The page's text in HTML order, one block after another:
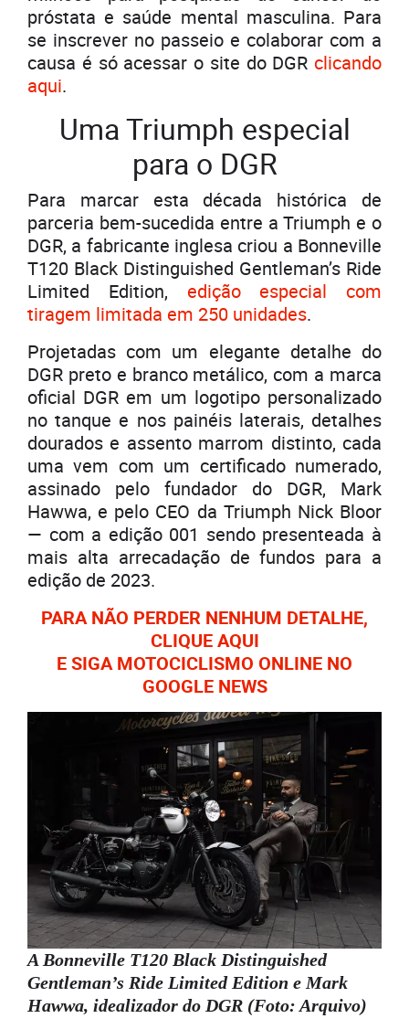
próstata e saúde mental masculina. Para
se inscrever no passeio e colaborar com a
causa é só acessar o site do DGR clicando
aqui.
Uma Triumph especial
para o DGR
Para marcar esta década histórica de
parceria bem-sucedida entre a Triumph e o
DGR, a fabricante inglesa criou a Bonneville
T120 Black Distinguished Gentleman’s Ride
Limited Edition, edição especial com
tiragem limitada em 250 unidades.
Projetadas com um elegante detalhe do
DGR preto e branco metálico, com a marca
oficial DGR em um logotipo personalizado
no tanque e nos painéis laterais, detalhes
dourados e assento marrom distinto, cada
uma vem com um certificado numerado,
assinado pelo fundador do DGR, Mark
Hawwa, e pelo CEO da Triumph Nick Bloor
— com a edição 001 sendo presenteada à
mais alta arrecadação de fundos para a
edição de 2023.
PARA NÃO PERDER NENHUM DETALHE,
CLIQUE AQUI
E SIGA MOTOCICLISMO ONLINE NO
GOOGLE NEWS
A Bonneville T120 Black Distinguished
Gentleman’s Ride Limited Edition e Mark
Hawwa, idealizador do DGR (Foto: Arquivo)